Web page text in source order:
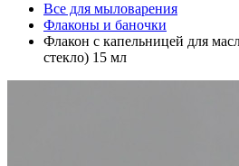
Все для мыловарения
Флаконы и баночки
Флакон с капельницей для
стекло) 15 мл